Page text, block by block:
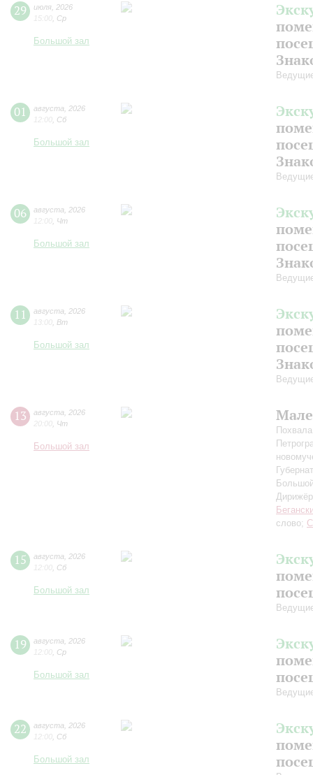
29 июля 2026
15:00 Ср
Большой зал
01 августа
2026
12:00 Сб
Большой зал
06 августа
2026
12:00 Чт
Большой зал
11 августа
2026
13:00 Вт
Большой зал
13 августа
2026
20:00 Чт
Большой зал
слово;
15 августа
2026
12:00 Сб
Большой зал
19 августа
2026
12:00 Ср
Большой зал
22 августа
2026
12:00 Сб
Большой зал